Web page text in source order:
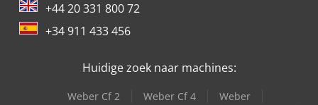
+44 20 331 800 72
+34 911 433 456
Huidige zoek naar machines:
Weber Cf 2 Weber Cf 4
Weber